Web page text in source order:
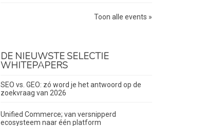
Toon alle events »
DE NIEUWSTE SELECTIE
WHITEPAPERS
SEO vs. GEO: zó word je het antwoord op de
zoekvraag van 2026
Unified Commerce; van versnipperd
ecosysteem naar één platform